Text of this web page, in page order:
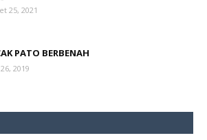
25, 2021
PATO BERBENAH
2019